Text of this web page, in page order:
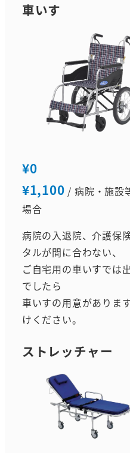
車いす
¥0
¥1,100 / 病院・施設
場合
病院の入退院、介護保
タルが間に合わない、
ご自宅用の車いすでは
でしたら
車いすの用意がありま
けください。
ストレッチャー